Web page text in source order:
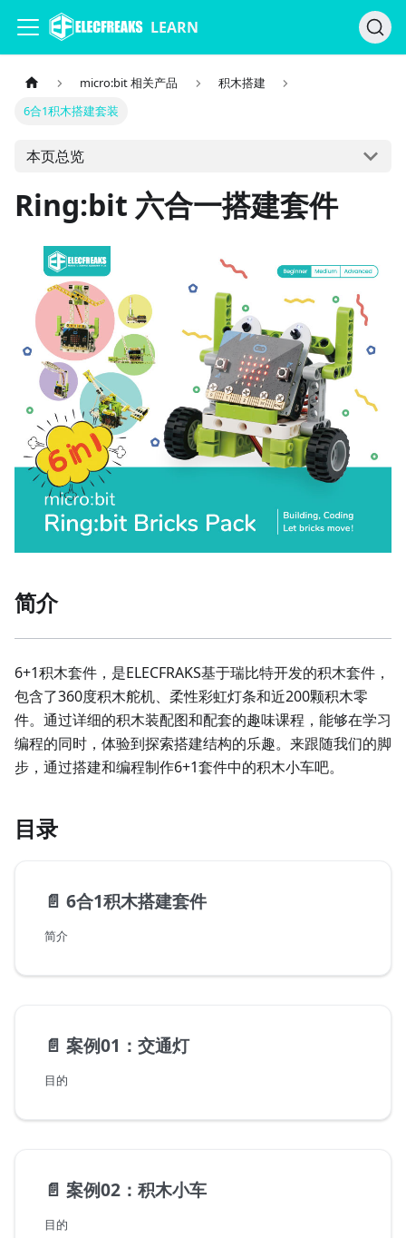
LEARN
micro:bit 相关产品
积木搭建
6合1积木搭建套装
本页总览
Ring:bit 六合一搭建套件
简介
6+1积木套件，是ELECFRAKS基于瑞比特开发的积木套件，
包含了360度积木舵机、柔性彩虹灯条和近200颗积木零
件。通过详细的积木装配图和配套的趣味课程，能够在学习
编程的同时，体验到探索搭建结构的乐趣。来跟随我们的脚
步，通过搭建和编程制作6+1套件中的积木小车吧。
目录
📄️ 6合1积木搭建套件
简介
📄️ 案例01：交通灯
目的
📄️ 案例02：积木小车
目的